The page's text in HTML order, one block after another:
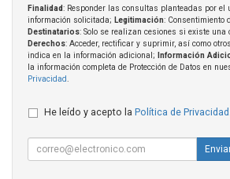
Finalidad: Responder las consultas planteadas por el
información solicitada; Legitimación: Consentimiento
Destinatarios: Solo se realizan cesiones si existe una
Derechos: Acceder, rectificar y suprimir, así como
indica en la información adicional;
Información
la información completa de Protección de Datos en
Privacidad
He leído y acepto la Política de Privacidad